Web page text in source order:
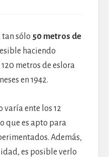
tan sólo 50 metros de
haciendo
metros de eslora
en 1942.
ente los 12
que es apto para
Además,
es posible verlo